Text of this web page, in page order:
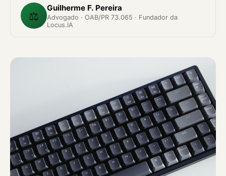
⚖️
Guilherme F. Pereira
Advogado · OAB/PR 73.065 · Fundador da
Locus.IA